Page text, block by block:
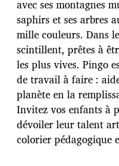
c
a
t
i
o
n
avec ses montagnes
saphirs et ses arbres
mille couleurs. Dans
scintillent, prêtes à
les plus vives. Pingo
de travail à faire :
planète en la
Invitez vos enfants à
dévoiler leur talent
colorier pédagogique